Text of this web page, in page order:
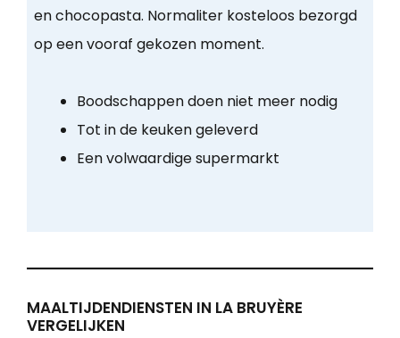
en chocopasta. Normaliter kosteloos bezorgd
op een vooraf gekozen moment.
Boodschappen doen niet meer nodig
Tot in de keuken geleverd
Een volwaardige supermarkt
MAALTIJDENDIENSTEN IN LA BRUYÈRE
VERGELIJKEN